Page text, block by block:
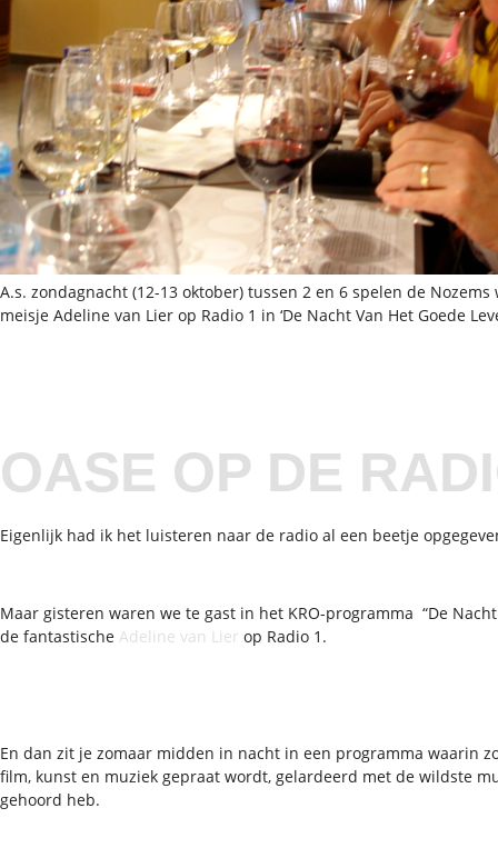
A.s. zondagnacht (12-13 oktober) tussen 2 en 6 spelen de
meisje Adeline van Lier op Radio 1 in ‘De Nacht Van Het Goede
OASE OP DE
Eigenlijk had ik het luisteren naar de radio al een beetje
Maar gisteren waren we te gast in het KRO-programma “De Nacht
de fantastische Adeline van Lier op Radio 1.
En dan zit je zomaar midden in nacht in een programma waarin
film, kunst en muziek gepraat wordt, gelardeerd met de wildste
gehoord heb.